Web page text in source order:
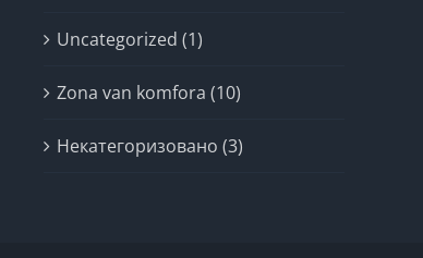
Uncategorized (1)
Zona van komfora (10)
Некатегоризовано (3)